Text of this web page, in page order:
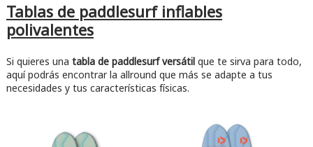
Tablas de paddlesurf inflables
polivalentes
Si quieres una tabla de paddlesurf versátilque te sirva para todo,
aquí podrás encontrar la allround que más se adapte a tus
necesidades y tus características físicas.